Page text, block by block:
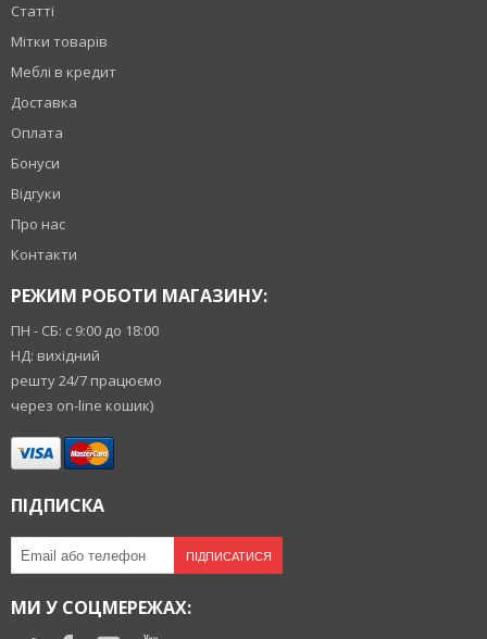
Статті
Мітки товарів
Меблі в кредит
Доставка
Оплата
Бонуси
Відгуки
Про нас
Контакти
РЕЖИМ РОБОТИ МАГАЗИНУ:
ПН - СБ: с 9:00 до 18:00
НД: вихідний
решту 24/7 працюємо
через on-line кошик)
ПІДПИСКА
ПІДПИСАТИСЯ
МИ У СОЦМЕРЕЖАХ: